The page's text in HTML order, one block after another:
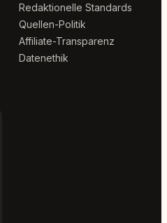
Redaktionelle Standards
Quellen-Politik
Affiliate-Transparenz
Datenethik